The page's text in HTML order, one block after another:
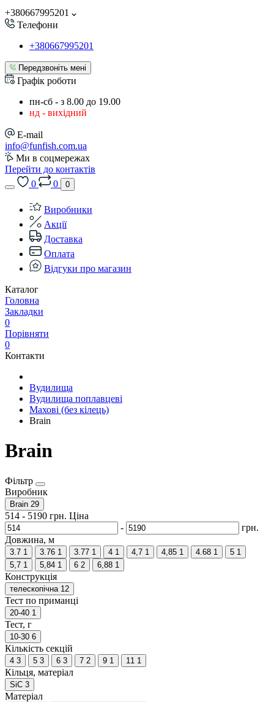
+380667995201
Телефони
+380667995201
Передзвоніть мені
Графік роботи
пн-сб - з 8.00 до 19.00
нд - вихідний
E-mail
info@funfish.com.ua
Ми в соцмережах
Перейти до контактів
0
0 0
Виробники
Акції
Доставка
Оплата
Відгуки про магазин
Каталог
Головна
Закладки
0
Порівняти
0
Контакти
Вудилища
Вудилища поплавцеві
Махові (без кілець)
Brain
Brain
Фільтр
Виробник
Brain 29
514 - 5190 грн. Ціна
-
грн.
Довжина, м
3.7 1 3.76 1 3.77 1 4 1 4,7 1 4,85 1 4.68 1 5 1
5,7 1 5,84 1 6 2 6,88 1
Конструкція
телескопічна 12
Тест по приманці
20-40 1
Тест, г
10-30 6
Кількість секцій
4 3 5 3 6 3 7 2 9 1 11 1
Кільця, матеріал
SiC 3
Матеріал